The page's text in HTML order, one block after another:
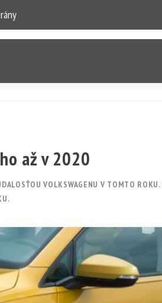
až v 2020
VOLKSWAGENU V TOMTO